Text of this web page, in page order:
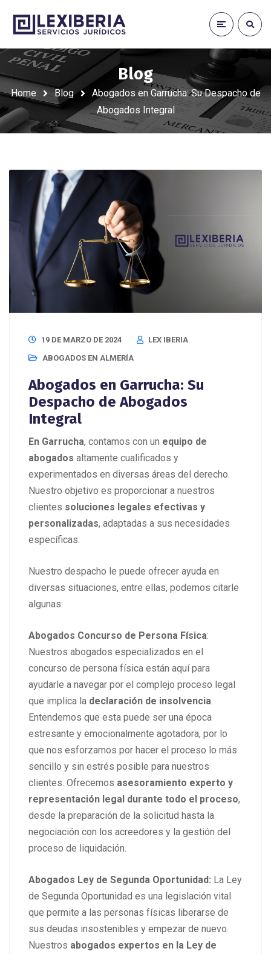
Blog
Home Blog
Abogados en Garrucha: Su Despacho de
Abogados Integral
19 DE MARZO DE 2024
LEX IBERIA
ABOGADOS EN ALMERÍA
Abogados en Garrucha: Su
Despacho de Abogados
Integral
En Garrucha, contamos con un equipo de
abogados altamente cualificados y
experimentados en diversas áreas del derecho.
Nuestro objetivo es proporcionar a nuestros
clientes soluciones legales efectivas y
personalizadas, adaptadas a sus necesidades
específicas.
Nuestro despacho le puede ofrecer ayuda en
diversas situaciones, entre ellas, podemos citarle
algunas:
Abogados Concurso de Persona Física:
Nuestros abogados especializados en el
concurso de persona física están aquí para
ayudarle a navegar por el complejo proceso legal
que implica la declaración de insolvencia
Entendemos que esta puede ser una época
estresante y emocionalmente agotadora, por lo
que nos esforzamos por hacer el proceso lo más
sencillo y sin estrés posible para nuestros
clientes. Ofrecemos asesoramiento experto y
representación legal durante todo el proceso,
desde la preparación de la solicitud hasta la
negociación con los acreedores y la gestión del
proceso de liquidación.
Abogados Ley de Segunda Oportunidad: La Ley
de Segunda Oportunidad es una legislación vital
que permite a las personas físicas liberarse de
sus deudas insostenibles y empezar de nuevo.
Nuestros abogados expertos en la Ley de